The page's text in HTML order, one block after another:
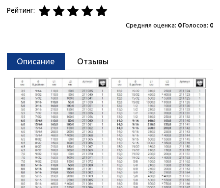
Рейтинг:
Средняя оценка: 0Голосов: 0
Описание Отзывы